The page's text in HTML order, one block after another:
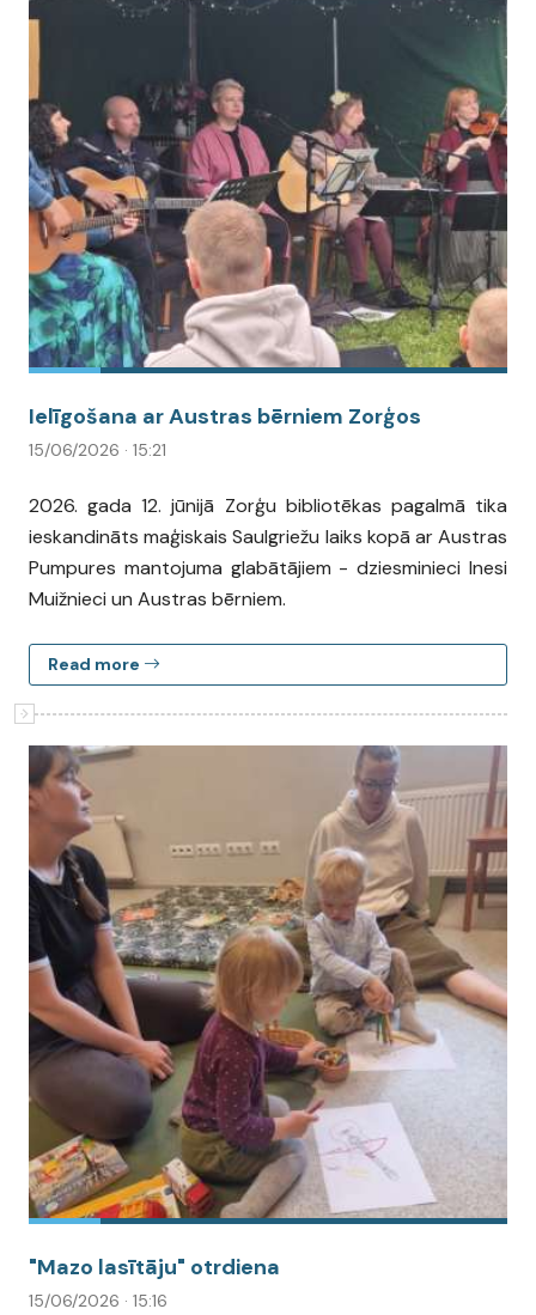
Ielīgošana ar Austras bērniem Zorģos
15/06/2026 · 15:21
2026. gada 12. jūnijā Zorģu bibliotēkas pagalmā tika
ieskandināts maģiskais Saulgriežu laiks kopā ar Austras
Pumpures mantojuma glabātājiem - dziesminieci Inesi
Muižnieci un Austras bērniem.
Read more
"Mazo lasītāju" otrdiena
15/06/2026 · 15:16